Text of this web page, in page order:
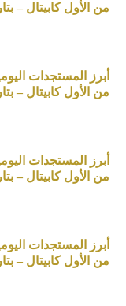
من الأول كابيتال – بتاريخ: 09-
أبرز المستجدات
من الأول كابيتال – بتاريخ: 08-
أبرز المستجدات
من الأول كابيتال – بتاريخ: 07-
أبرز المستجدات
من الأول كابيتال – بتاريخ: 06-